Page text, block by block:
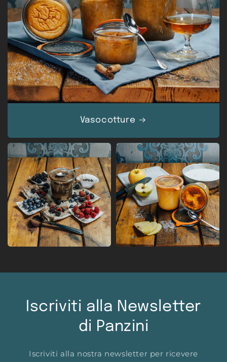
Vasocotture
Iscriviti alla Newsletter
di Panzini
Iscriviti alla nostra newsletter per ricevere